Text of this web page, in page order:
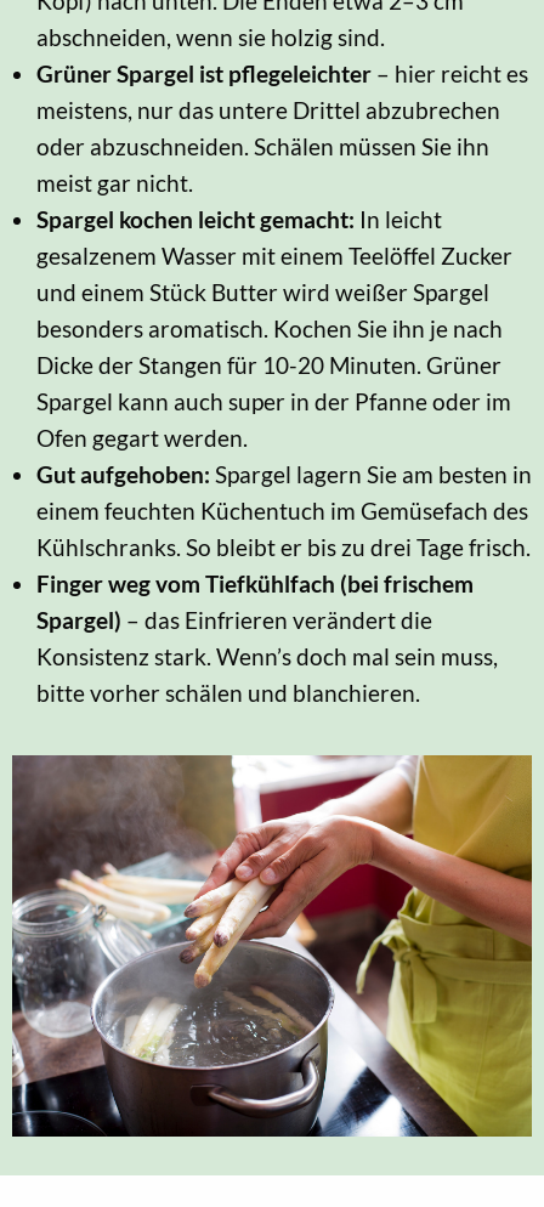
abschneiden, wenn sie holzig sind.
Grüner Spargel ist pflegeleichter – hier reicht es
meistens, nur das untere Drittel abzubrechen
oder abzuschneiden. Schälen müssen Sie ihn
meist gar nicht.
Spargel kochen leicht gemacht: In leicht
gesalzenem Wasser mit einem Teelöffel Zucker
und einem Stück Butter wird weißer Spargel
besonders aromatisch. Kochen Sie ihn je nach
Dicke der Stangen für 10-20 Minuten. Grüner
Spargel kann auch super in der Pfanne oder im
Ofen gegart werden.
Gut aufgehoben: Spargel lagern Sie am besten in
einem feuchten Küchentuch im Gemüsefach des
Kühlschranks. So bleibt er bis zu drei Tage frisch.
Finger weg vom Tiefkühlfach (bei frischem
Spargel) – das Einfrieren verändert die
Konsistenz stark. Wenn’s doch mal sein muss,
bitte vorher schälen und blanchieren.